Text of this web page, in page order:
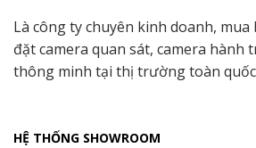
Là công ty chuyên kinh doanh, mua
đặt camera quan sát, camera hành
thông minh tại thị trường toàn
HỆ THỐNG SHOWROOM